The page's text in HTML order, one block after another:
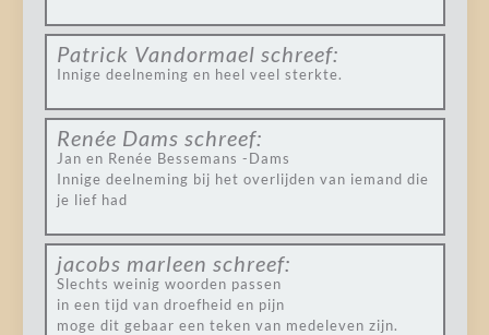
Patrick Vandormael schreef:
Innige deelneming en heel veel sterkte.
Renée Dams schreef:
Jan en Renée Bessemans -Dams
Innige deelneming bij het overlijden van iemand die
je lief had
jacobs marleen schreef:
Slechts weinig woorden passen
in een tijd van droefheid en pijn
moge dit gebaar een teken van medeleven zijn.